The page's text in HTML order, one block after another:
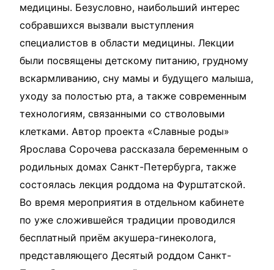
медицины. Безусловно, наибольший интерес
собравшихся вызвали выступления
специалистов в области медицины. Лекции
были посвящены детскому питанию, грудному
вскармливанию, сну мамы и будущего малыша,
уходу за полостью рта, а также современным
технологиям, связанными со стволовыми
клетками. Автор проекта «Славные роды»
Ярослава Сорочева рассказала беременным о
родильных домах Санкт-Петербурга, также
состоялась лекция роддома на Фурштатской.
Во время мероприятия в отдельном кабинете
по уже сложившейся традиции проводился
бесплатный приём акушера-гинеколога,
представляющего Десятый роддом Санкт-